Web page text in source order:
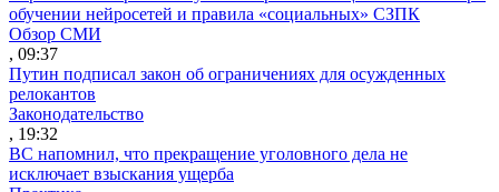
обучении нейросетей и правила «социальных» СЗПК
Обзор СМИ
, 09:37
Путин подписал закон об ограничениях для осужденных
релокантов
Законодательство
, 19:32
ВС напомнил, что прекращение уголовного дела не
исключает взыскания ущерба